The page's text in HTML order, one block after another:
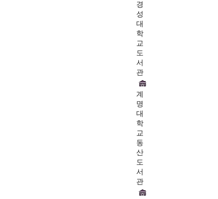
경
성
대
학
교
도
서
관
계
명
대
학
교
동
산
도
서
관